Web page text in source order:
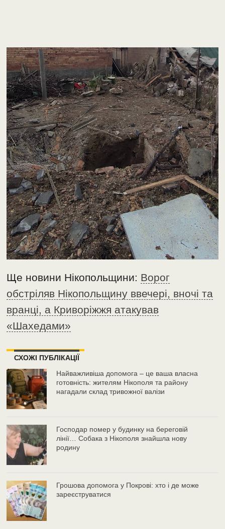
Ще новини Нікопольщини: Ворог
обстріляв Нікопольщину ввечері, вночі та
вранці, а Криворіжжя атакував
«Шахедами»
СХОЖІ ПУБЛІКАЦІЇ
Найважливіша допомога – це ваша власна
готовність: жителям Нікополя та району
нагадали склад тривожної валізи
Господар помер у будинку на береговій
лінії… Собака з Нікополя знайшла нову
родину
Грошова допомога у Покрові: хто і де може
зареєструватися